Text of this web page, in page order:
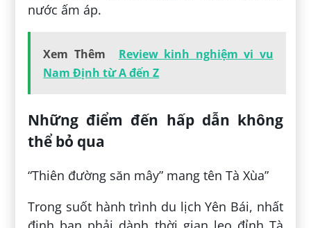
nước ấm áp.
Xem Thêm
Review kinh nghiệm vi vu
Nam Định từ A đến Z
Những điểm đến hấp dẫn không
thể bỏ qua
“Thiên đường săn mây” mang tên Tà Xùa”
Trong suốt hành trình du lịch Yên Bái, nhất